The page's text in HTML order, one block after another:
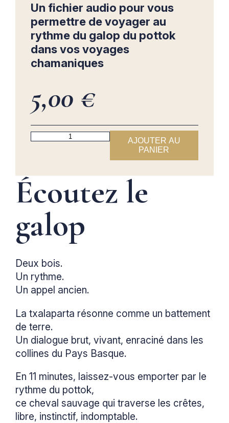
Un fichier audio pour vous
permettre de voyager au
rythme du galop du pottok
dans vos voyages
chamaniques
5,00 €
quantité
AJOUTER AU
PANIER
Écoutez le
galop
Deux bois.
Un rythme.
Un appel ancien.
La txalaparta résonne comme un battement
de terre.
Un dialogue brut, vivant, enraciné dans les
collines du Pays Basque.
En 11 minutes, laissez-vous emporter par le
rythme du pottok,
ce cheval sauvage qui traverse les crêtes,
libre, instinctif, indomptable.